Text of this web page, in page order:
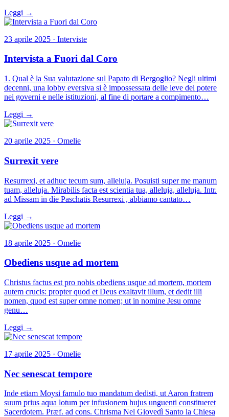
Leggi →
23 aprile 2025 · Interviste
Intervista a Fuori dal Coro
1. Qual è la Sua valutazione sul Papato di Bergoglio? Negli ultimi
decenni, una lobby eversiva si è impossessata delle leve del potere
nei governi e nelle istituzioni, al fine di portare a compimento…
Leggi →
20 aprile 2025 · Omelie
Surrexit vere
Resurrexi, et adhuc tecum sum, alleluja. Posuisti super me manum
tuam, alleluja. Mirabilis facta est scientia tua, alleluja, alleluja. Intr.
ad Missam in die Paschatis Resurrexi , abbiamo cantato…
Leggi →
18 aprile 2025 · Omelie
Obediens usque ad mortem
Christus factus est pro nobis obediens usque ad mortem, mortem
autem crucis: propter quod et Deus exaltavit illum, et dedit illi
nomen, quod est super omne nomen; ut in nomine Jesu omne
genu…
Leggi →
17 aprile 2025 · Omelie
Nec senescat tempore
Inde etiam Moysi famulo tuo mandatum dedisti, ut Aaron fratrem
suum prius aqua lotum per infusionem hujus unguenti constitueret
Sacerdotem. Præf. ad cons. Chrisma Nel Giovedì Santo la Chiesa